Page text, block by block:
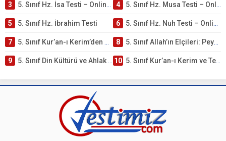
3 5. Sınıf Hz. İsa Testi – Online Çöz 4 5. Sınıf Hz. Musa Testi – Online Çöz
5 5. Sınıf Hz. İbrahim Testi 6 5. Sınıf Hz. Nuh Testi – Online Çöz
7 5. Sınıf Kur’an-ı Kerim’den Öğütler – Peygamber Kıssaları Testi – Online Çöz 8 5. Sınıf Allah’ın Elçileri: Peygamberler Testi – Online Çöz
9 5. Sınıf Din Kültürü ve Ahlak Bilgisi 3. Ünite: Kur’an-ı Kerim Çalışmaları 10 5. Sınıf Kur’an-ı Kerim ve Temel Özellikleri Testi – Online Çöz